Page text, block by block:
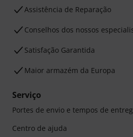
Assistência de Reparação
Conselhos dos nossos
Satisfação Garantida
Maior armazém da Europa
Serviço
Portes de envio e tempos de
Centro de ajuda